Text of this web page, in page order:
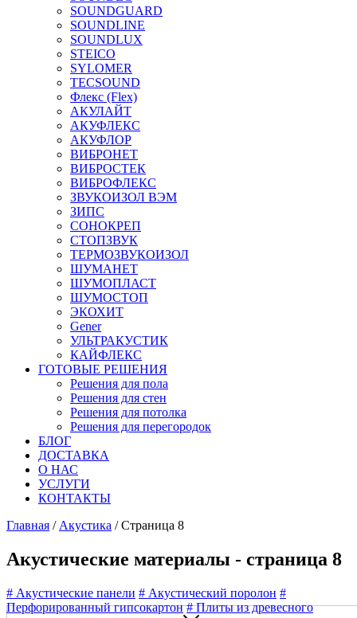
SOUNDGUARD
SOUNDLINE
SOUNDLUX
STEICO
SYLOMER
TECSOUND
Флекс (Flex)
АКУЛАЙТ
АКУФЛЕКС
АКУФЛОР
ВИБРОНЕТ
ВИБРОСТЕК
ВИБРОФЛЕКС
ЗВУКОИЗОЛ ВЭМ
ЗИПС
СОНОКРЕП
СТОПЗВУК
ТЕРМОЗВУКОИЗОЛ
ШУМАНЕТ
ШУМОПЛАСТ
ШУМОСТОП
ЭКОХИТ
Gener
УЛЬТРАКУСТИК
КАЙФЛЕКС
ГОТОВЫЕ РЕШЕНИЯ
Решения для пола
Решения для стен
Решения для потолка
Решения для перегородок
БЛОГ
ДОСТАВКА
О НАС
УСЛУГИ
КОНТАКТЫ
Главная / Акустика / Страница 8
Акустические материалы - страница 8
# Акустические панели # Акустический поролон #
Перфорированный гипсокартон #Плиты из древесного